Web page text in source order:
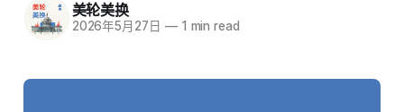
美轮美换
2026年5月27日 —1 min read